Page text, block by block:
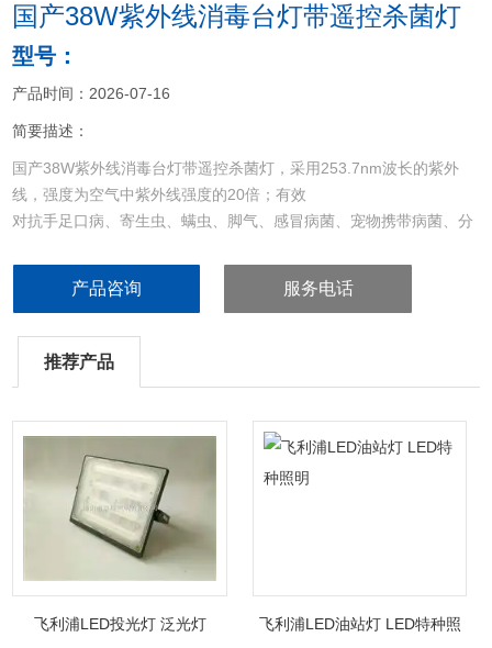
国产38W紫外线消毒台灯带遥控杀菌灯
型号：
产品时间：2026-07-16
简要描述：
国产38W紫外线消毒台灯带遥控杀菌灯，采用253.7nm波长的紫外
线，强度为空气中紫外线强度的20倍；有效
对抗手足口病、寄生虫、螨虫、脚气、感冒病菌、宠物携带病菌、分
产品咨询 服务电话
推荐产品
飞利浦LED投光灯 泛光灯
飞利浦LED油站灯 LED特种照